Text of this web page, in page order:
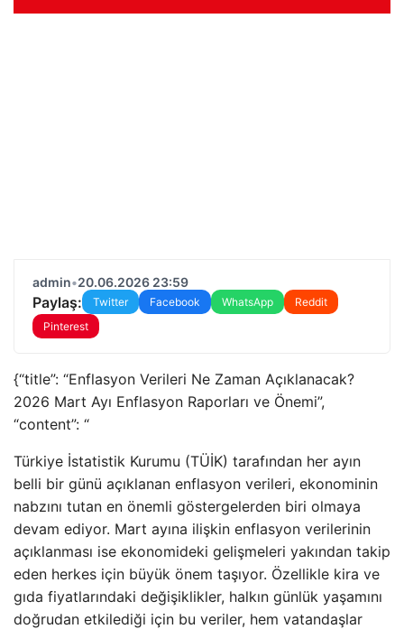
admin•20.06.2026 23:59
Paylaş: Twitter Facebook WhatsApp
Reddit
Pinterest
{“title”: “Enflasyon Verileri Ne Zaman Açıklanacak?
2026 Mart Ayı Enflasyon Raporları ve Önemi”,
“content”: “
Türkiye İstatistik Kurumu (TÜİK) tarafından her ayın
belli bir günü açıklanan enflasyon verileri, ekonominin
nabzını tutan en önemli göstergelerden biri olmaya
devam ediyor. Mart ayına ilişkin enflasyon verilerinin
açıklanması ise ekonomideki gelişmeleri yakından takip
eden herkes için büyük önem taşıyor. Özellikle kira ve
gıda fiyatlarındaki değişiklikler, halkın günlük yaşamını
doğrudan etkilediği için bu veriler, hem vatandaşlar